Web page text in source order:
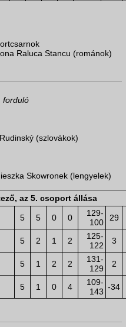
Raluca Stancu (románok)
forduló
(szlovákok)
Skowronek (lengyelek)
az 5. csoport állása
5 5 0 0
129-
100
29
5 2 1 2
125-
122
3
5 1 2 2
131-
129
2
5 1 0 4
109-
143 -34